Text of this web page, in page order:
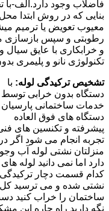
فاضلاب وجود دارد.الف-
بنایی که در روش ابتدا
معیوب تعویض یا ترمیم
رطوبتی و سپس بازسازی
و خرابکاری با عایق سیال
تکنولوژی نانو و پلیمری
تشخیص ترکیدگی لوله: با
دستگاه بدون خرابی توسط
خدمات ساختمانی پارسیان
دستگاه های فوق العاده
پیشرفته و تکنسین های
تجربه انجام می شود اگر در
منزلتان نشتی لوله آب
دارد اما نمی دانید لوله های
کدام قسمت دچار
نشتی شده و می ترسید کل
ساختمان را خراب کنید
نگه دارید راه چاره این